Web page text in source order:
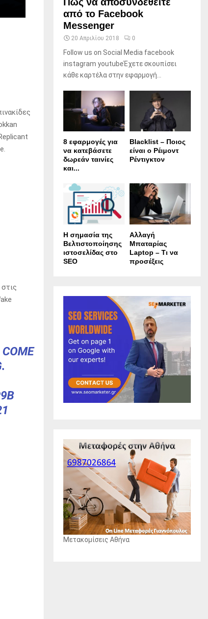
από το Facebook
Messenger
20 Απριλίου 2018 0
Follow us on Social Media facebook
instagram youtubeΈχετε σκουπίσει
κάθε καρτέλα στην εφαρμογή...
8 εφαρμογές για
να κατεβάσετε
δωρεάν ταινίες
και...
Blacklist – Ποιος
είναι ο Ρέιμοντ
Ρέντιγκτον
Η σημασία της
Βελτιστοποίησης
ιστοσελίδας στο
SEO
Αλλαγή
Μπαταρίας
Laptop – Τι να
προσέξεις
Μετακομίσεις Αθήνα